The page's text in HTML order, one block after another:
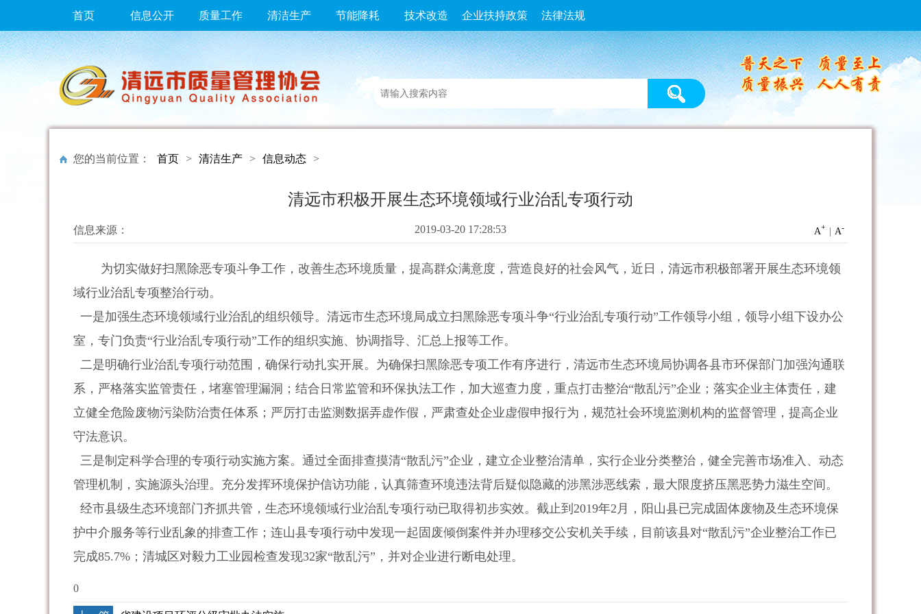
首页 信息公开 质量工作 清洁生产 节能降耗 技术改造 企业扶持政策 法律法规
您的当前位置： 首页 > 清洁生产 > 信息动态 >
清远市积极开展生态环境领域行业治乱专项行动
信息来源： A+ | A-
2019-03-20 17:28:53
为切实做好扫黑除恶专项斗争工作，改善生态环境质量，提高群众满意度，营造良好的社会风气，近日，清远市积极部署开展生态环境领
域行业治乱专项整治行动。
一是加强生态环境领域行业治乱的组织领导。清远市生态环境局成立扫黑除恶专项斗争“行业治乱专项行动”工作领导小组，领导小组下设办公
室，专门负责“行业治乱专项行动”工作的组织实施、协调指导、汇总上报等工作。
二是明确行业治乱专项行动范围，确保行动扎实开展。为确保扫黑除恶专项工作有序进行，清远市生态环境局协调各县市环保部门加强沟通联
系，严格落实监管责任，堵塞管理漏洞；结合日常监管和环保执法工作，加大巡查力度，重点打击整治“散乱污”企业；落实企业主体责任，建
立健全危险废物污染防治责任体系；严厉打击监测数据弄虚作假，严肃查处企业虚假申报行为，规范社会环境监测机构的监督管理，提高企业
守法意识。
三是制定科学合理的专项行动实施方案。通过全面排查摸清“散乱污”企业，建立企业整治清单，实行企业分类整治，健全完善市场准入、动态
管理机制，实施源头治理。充分发挥环境保护信访功能，认真筛查环境违法背后疑似隐藏的涉黑涉恶线索，最大限度挤压黑恶势力滋生空间。
经市县级生态环境部门齐抓共管，生态环境领域行业治乱专项行动已取得初步实效。截止到2019年2月，阳山县已完成固体废物及生态环境保
护中介服务等行业乱象的排查工作；连山县专项行动中发现一起固废倾倒案件并办理移交公安机关手续，目前该县对“散乱污”企业整治工作已
完成85.7%；清城区对毅力工业园检查发现32家“散乱污”，并对企业进行断电处理。
0